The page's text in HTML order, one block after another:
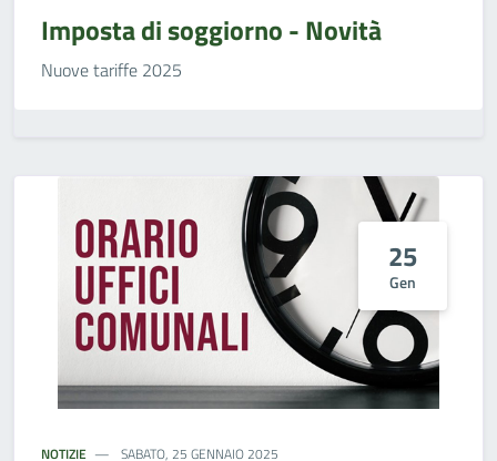
Imposta di soggiorno - Novità
Nuove tariffe 2025
25
Gen
NOTIZIE SABATO, 25 GENNAIO 2025